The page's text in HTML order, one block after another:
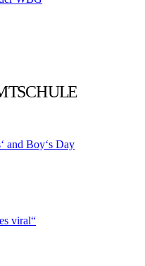
TSCHULE
and Boy‘s Day
viral“